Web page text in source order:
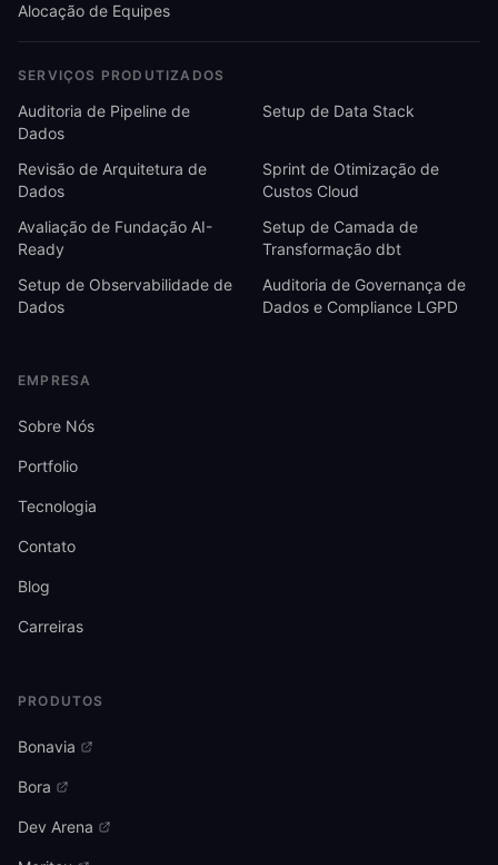
Alocação de Equipes
SERVIÇOS PRODUTIZADOS
Auditoria de Pipeline de
Dados
Setup de Data Stack
Revisão de Arquitetura de
Dados
Sprint de Otimização de
Custos Cloud
Avaliação de Fundação AI-
Ready
Setup de Camada de
Transformação dbt
Setup de Observabilidade de
Dados
Auditoria de Governança de
Dados e Compliance LGPD
EMPRESA
Sobre Nós
Portfolio
Tecnologia
Contato
Blog
Carreiras
PRODUTOS
Bonavia
Bora
Dev Arena